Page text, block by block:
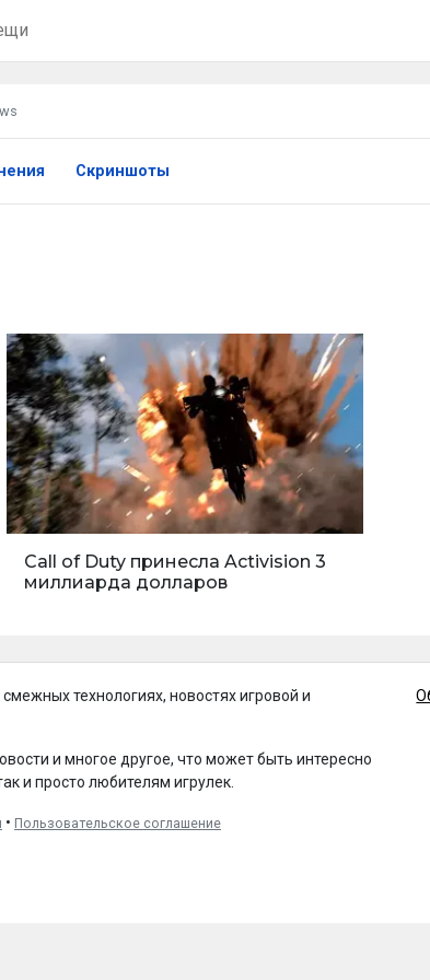
Скриншоты
Call of Duty принесла Activision 3
миллиарда долларов
технологиях, новостях игровой и
и многое другое, что может быть интересно
и просто любителям игрулек.
• Пользовательское соглашение